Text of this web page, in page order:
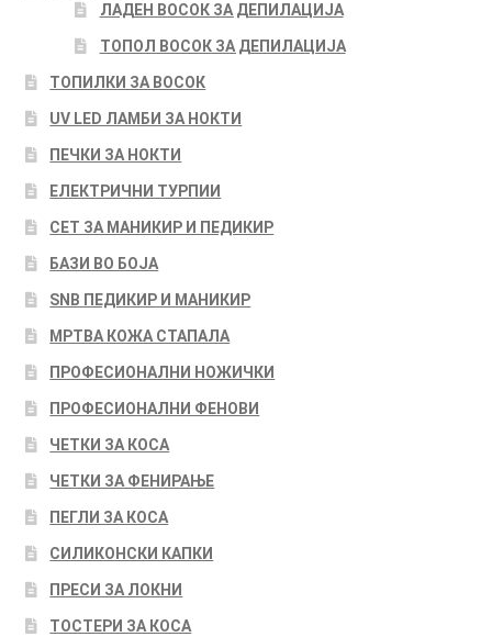
ЛАДЕН ВОСОК ЗА ДЕПИЛАЦИЈА
ТОПОЛ ВОСОК ЗА ДЕПИЛАЦИЈА
ТОПИЛКИ ЗА ВОСОК
UV LED ЛАМБИ ЗА НОКТИ
ПЕЧКИ ЗА НОКТИ
ЕЛЕКТРИЧНИ ТУРПИИ
СЕТ ЗА МАНИКИР И ПЕДИКИР
БАЗИ ВО БОЈА
SNB ПЕДИКИР И МАНИКИР
МРТВА КОЖА СТАПАЛА
ПРОФЕСИОНАЛНИ НОЖИЧКИ
ПРОФЕСИОНАЛНИ ФЕНОВИ
ЧЕТКИ ЗА КОСА
ЧЕТКИ ЗА ФЕНИРАЊЕ
ПЕГЛИ ЗА КОСА
СИЛИКОНСКИ КАПКИ
ПРЕСИ ЗА ЛОКНИ
ТОСТЕРИ ЗА КОСА